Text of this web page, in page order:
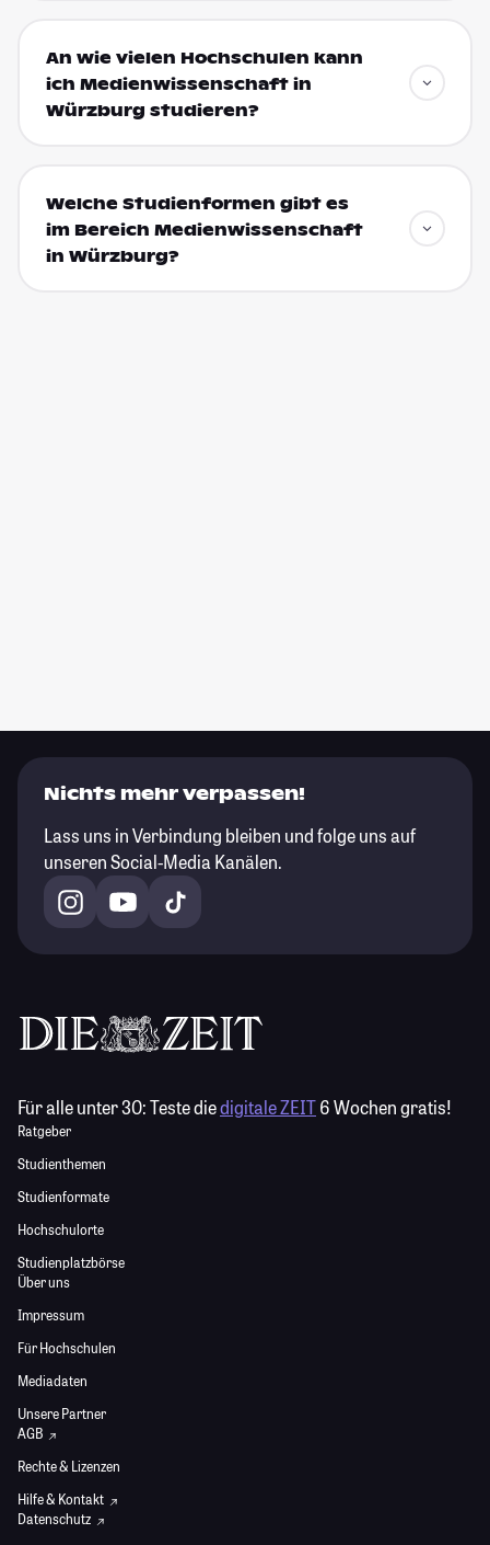
An wie vielen Hochschulen kann
ich Medienwissenschaft in
Würzburg studieren?
Welche Studienformen gibt es
im Bereich Medienwissenschaft
in Würzburg?
Nichts mehr verpassen!
Lass uns in Verbindung bleiben und folge uns auf
unseren Social-Media Kanälen.
Für alle unter 30:Teste diedigitale ZEIT6 Wochen gratis!
Ratgeber
Studienthemen
Studienformate
Hochschulorte
Studienplatzbörse
Über uns
Impressum
Für Hochschulen
Mediadaten
Unsere Partner
AGB
Rechte & Lizenzen
Hilfe & Kontakt
Datenschutz